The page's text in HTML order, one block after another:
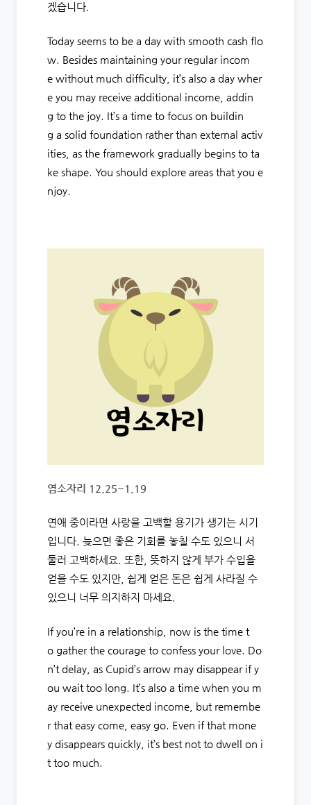
겠습니다.
Today seems to be a day with smooth cash flo
w. Besides maintaining your regular incom
e without much difficulty, it’s also a day wher
e you may receive additional income, addin
g to the joy. It’s a time to focus on buildin
g a solid foundation rather than external activ
ities, as the framework gradually begins to ta
ke shape. You should explore areas that you e
njoy.
염소자리 12.25~1.19
연애 중이라면 사랑을 고백할 용기가 생기는 시기
입니다. 늦으면 좋은 기회를 놓칠 수도 있으니 서
둘러 고백하세요. 또한, 뜻하지 않게 부가 수입을
얻을 수도 있지만, 쉽게 얻은 돈은 쉽게 사라질 수
있으니 너무 의지하지 마세요.
If you’re in a relationship, now is the time t
o gather the courage to confess your love. Do
n’t delay, as Cupid’s arrow may disappear if y
ou wait too long. It’s also a time when you m
ay receive unexpected income, but remembe
r that easy come, easy go. Even if that mone
y disappears quickly, it’s best not to dwell on i
t too much.